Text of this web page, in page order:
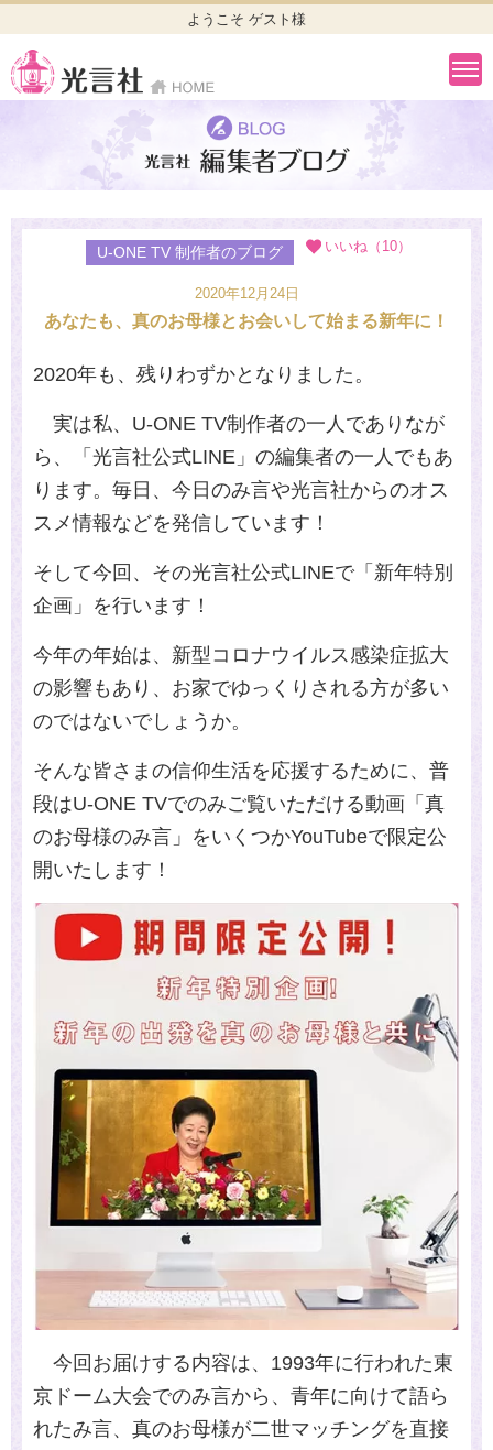
ようこそ ゲスト様
U-ONE TV 制作者のブログ いいね（10）
2020年12月24日
あなたも、真のお母様とお会いして始まる新年に！
2020年も、残りわずかとなりました。
実は私、U-ONE TV制作者の一人でありなが
ら、「光言社公式LINE 」の編集者の一人でもあ
ります。毎日、今日のみ言や光言社からのオス
スメ情報などを発信しています！
そして今回、その光言社公式LINEで「新年特別
企画」を行います！
今年の年始は、 新型コロナウイルス感染症拡大
の影響もあり、お家でゆっくりされる方が多い
のではないでしょうか。
そんな皆さまの信仰生活を応援するために、普
段はU-ONE TVでのみご覧いただける動画「真
のお母様のみ言」をいくつかYouTubeで限定公
開いたします！
今回お届けする内容は、 1993年に行われた東
京ドーム大会でのみ言から、青年に向けて語ら
れたみ言、真のお母様が二世マッチングを直接